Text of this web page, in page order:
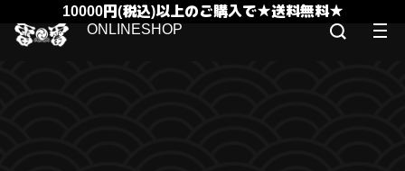
10000円(税込)以上のご購入で★送料無料★
ONLINESHOP